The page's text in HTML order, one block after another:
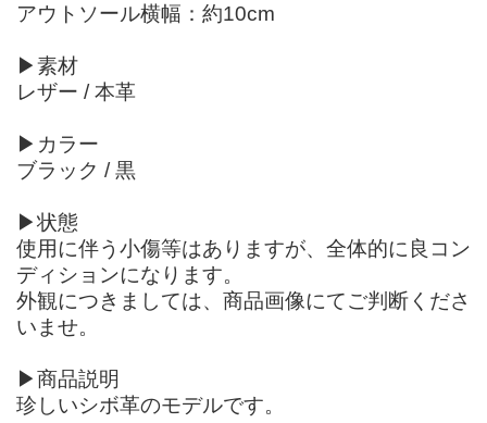
アウトソール横幅：約10cm
▶素材
レザー / 本革
▶カラー
ブラック / 黒
▶状態
使用に伴う小傷等はありますが、全体的に良コン
ディションになります。
外観につきましては、商品画像にてご判断くださ
いませ。
▶商品説明
珍しいシボ革のモデルです。